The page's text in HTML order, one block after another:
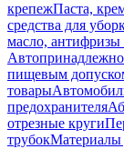
крепежПаста,
средства для
масло, антифризы
пищевым
товары
предохранителя
отрезные круги
трубокМатериалы